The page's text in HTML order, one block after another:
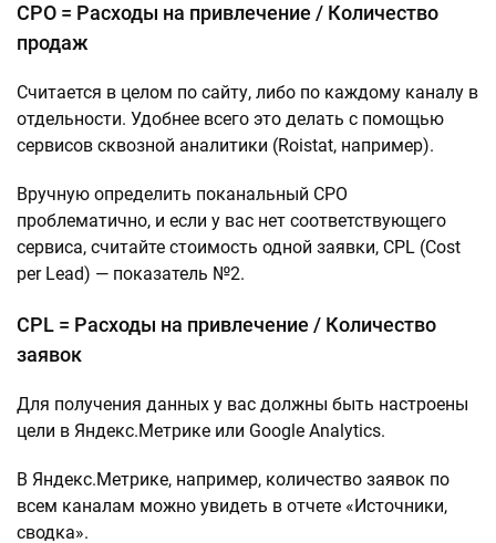
CPO = Расходы на привлечение / Количество
продаж
Считается в целом по сайту, либо по каждому каналу в
отдельности. Удобнее всего это делать с помощью
сервисов сквозной аналитики (Roistat, например).
Вручную определить поканальный CPO
проблематично, и если у вас нет соответствующего
сервиса, считайте стоимость одной заявки, CPL (Cost
per Lead) — показатель №2.
CPL = Расходы на привлечение / Количество
заявок
Для получения данных у вас должны быть настроены
цели в Яндекс.Метрике или Google Analytics.
В Яндекс.Метрике, например, количество заявок по
всем каналам можно увидеть в отчете «Источники,
сводка».